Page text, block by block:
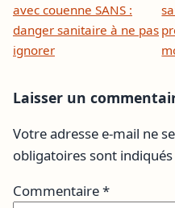
avec couenne SANS :
danger sanitaire à ne pas
ignorer
Laisser un
Votre adresse e-mail ne
obligatoires sont indiqués
Commentaire*